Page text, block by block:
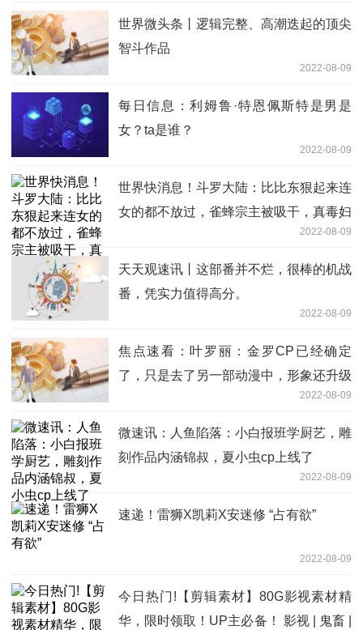
世界微头条丨逻辑完整、高潮迭起的顶尖
智斗作品
2022-08-09
每日信息：利姆鲁·特恩佩斯特是男是
女？ta是谁？
2022-08-09
世界快消息！斗罗大陆：比比东狠起来连
女的都不放过，雀蜂宗主被吸干，真毒妇
2022-08-09
天天观速讯丨这部番并不烂，很棒的机战
番，凭实力值得高分。
2022-08-09
焦点速看：叶罗丽：金罗CP已经确定
了，只是去了另一部动漫中，形象还升级
2022-08-09
微速讯：人鱼陷落：小白报班学厨艺，雕
刻作品内涵锦叔，夏小虫cp上线了
2022-08-09
速递！雷狮X凯莉X安迷修 “占有欲”
2022-08-09
今日热门!【剪辑素材】80G影视素材精
华，限时领取！UP主必备！ 影视 | 鬼畜 |